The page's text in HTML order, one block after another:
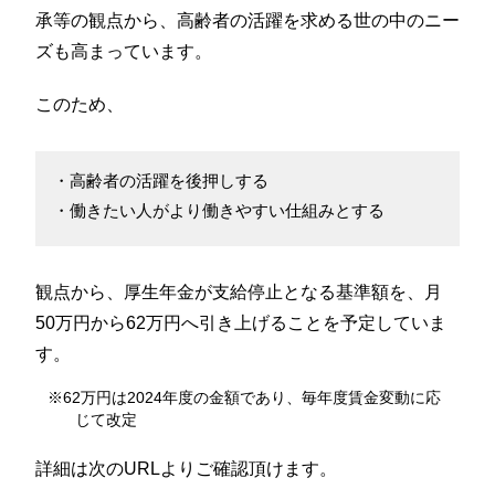
承等の観点から、高齢者の活躍を求める世の中のニー
ズも高まっています。
このため、
・高齢者の活躍を後押しする
・働きたい人がより働きやすい仕組みとする
観点から、厚生年金が支給停止となる基準額を、月
50万円から62万円へ引き上げることを予定していま
す。
※62万円は2024年度の金額であり、毎年度賃金変動に応
じて改定
詳細は次のURLよりご確認頂けます。